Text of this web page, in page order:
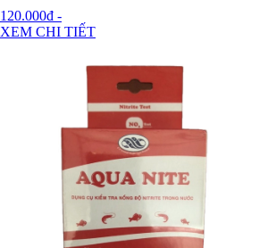
120.000đ -
XEM CHI TIẾT